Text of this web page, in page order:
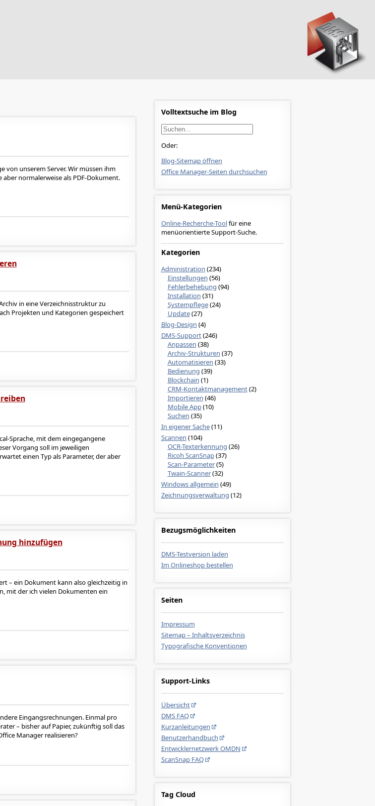
Volltextsuche im Blog
Oder:
Blog-Sitemap öffnen
Office Manager-Seiten durchsuchen
Menü-Kategorien
Online-Recherche-Toolfür eine
menüorientierte Support-Suche.
Kategorien
Administration (234)
Einstellungen (56)
Fehlerbehebung (94)
Installation (31)
Systempflege(24)
Update(27)
Blog-Design (4)
DMS-Support(246)
Anpassen (38)
Archiv-Strukturen (37)
Automatisieren (33)
Bedienung (39)
Blockchain (1)
CRM-Kontaktmanagement(2)
Importieren (46)
Mobile App(10)
Suchen (35)
In eigener Sache(11)
Scannen (104)
OCR-Texterkennung (26)
Ricoh ScanSnap(37)
Scan-Parameter(5)
Twain-Scanner(32)
Windows allgemein (49)
Zeichnungsverwaltung (12)
Bezugsmöglichkeiten
DMS-Testversion laden
Im Onlineshop bestellen
Seiten
Impressum
Sitemap – Inhaltsverzeichnis
Typografische Konventionen
Support-Links
Übersicht
DMS FAQ
Kurzanleitungen
Benutzerhandbuch
Entwicklernetzwerk OMDN
ScanSnap FAQ
Tag Cloud
von unserem Server. Wir müssen ihm
aber normalerweise als PDF-Dokument.
in eine Verzeichnisstruktur zu
Projekten und Kategorien gespeichert
Sprache, mit dem eingegangene
Vorgang soll im jeweiligen
einen Typ als Parameter, der aber
hinzufügen
– ein Dokument kann also gleichzeitig in
mit der ich vielen Dokumenten ein
Eingangsrechnungen. Einmal pro
– bisher auf Papier, zukünftig soll das
Manager realisieren?